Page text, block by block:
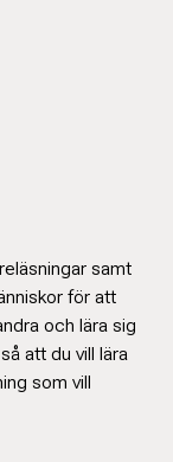
samt
för att
och lära sig
att du vill lära
som vill